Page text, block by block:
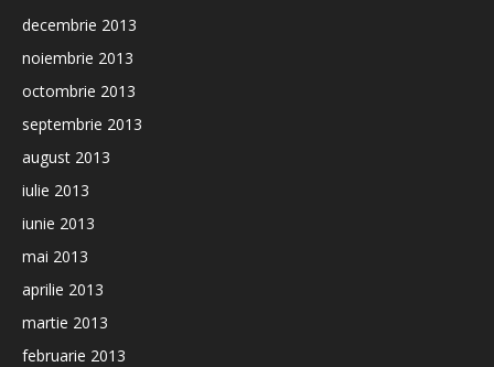
decembrie 2013
noiembrie 2013
octombrie 2013
septembrie 2013
august 2013
iulie 2013
iunie 2013
mai 2013
aprilie 2013
martie 2013
februarie 2013